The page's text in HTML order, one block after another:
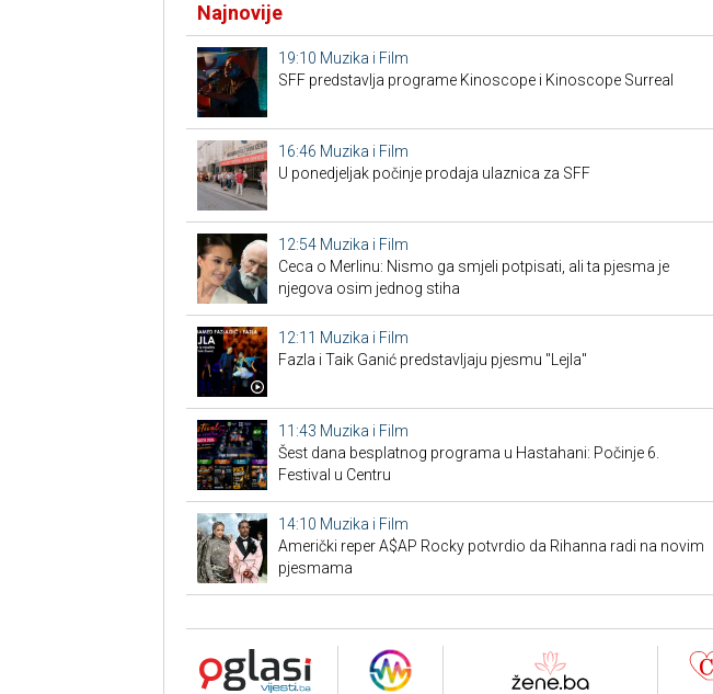
Najnovije
19:10 Muzika i Film
SFF predstavlja programe Kinoscope i Kinoscope Surreal
16:46 Muzika i Film
U ponedjeljak počinje prodaja ulaznica za SFF
12:54 Muzika i Film
Ceca o Merlinu: Nismo ga smjeli potpisati, ali ta pjesma je
njegova osim jednog stiha
12:11 Muzika i Film
Fazla i Taik Ganić predstavljaju pjesmu "Lejla"
11:43 Muzika i Film
Šest dana besplatnog programa u Hastahani: Počinje 6.
Festival u Centru
14:10 Muzika i Film
Američki reper A$AP Rocky potvrdio da Rihanna radi na novim
pjesmama